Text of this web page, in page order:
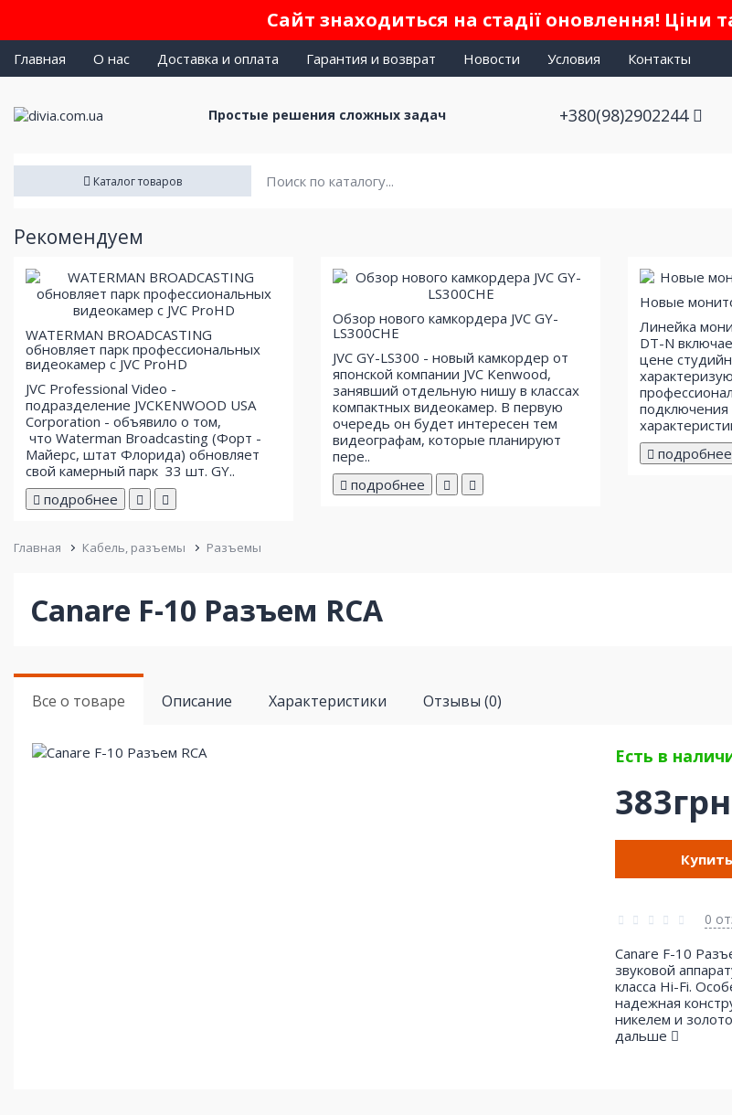
Сайт знаходиться на стадії оновлення! Ціни
Главная О нас Доставка и оплата Гарантия и возврат Новости Условия Контакты
Простые решения сложных задач +380(98)2902244
Каталог товаров
Рекомендуем
WATERMAN BROADCASTING
обновляет парк профессиональных
видеокамер с JVC ProHD
JVC Professional Video -
подразделение JVCKENWOOD USA
Corporation - объявило о том,
что Waterman Broadcasting (Форт -
Майерс, штат Флорида) обновляет
свой ​​камерный парк 33 шт. GY..
подробнее
Обзор нового камкордера JVC GY-
LS300CHE
JVC GY-LS300 - новый камкордер от
японской компании JVC Kenwood,
занявший отдельную нишу в классах
компактных видеокамер. В первую
очередь он будет интересен тем
видеографам, которые планируют
пере..
подробнее
Новые
Линейка
DT-N
цене
подробнее
Главная Кабель, разъемы Разъемы
Canare F-10 Разъем RCA
Все о товаре Описание Характеристики Отзывы (0)
Есть в
Купить
0
Canare F-10
звуковой
класса Hi-Fi.
надежная
никелем и
дальше